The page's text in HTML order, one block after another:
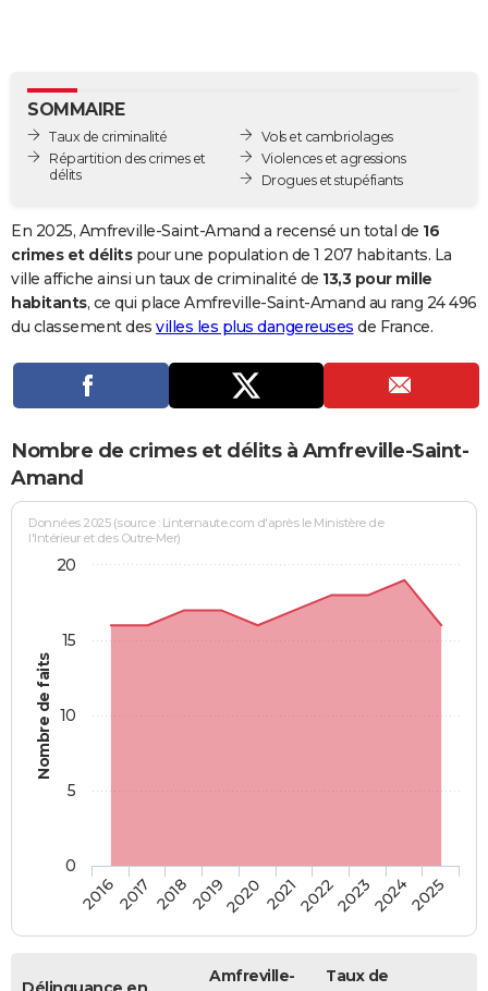
BONS PLANS
CARTE DE VOEUX
Dictionnaire
Biographies
Citations
Expressions
Proverbes
PROGRAMME TV
S'inscrire
Se connecter
Lycées
Collèges
Primaires
Universités
Entreprises
Service militaire
Avis de recherche
AVIS DE DÉCÈS
SOMMAIRE
Taux de criminalité
Répartition des crimes et
délits
Vols et cambriolages
Violences et agressions
Drogues et stupéfiants
En 2025, Amfreville-Saint-Amand a recensé un total de 16
crimes et délitspour une population de 1 207 habitants. La
ville affiche ainsi un taux de criminalité de 13,3 pour mille
habitants, ce qui place Amfreville-Saint-Amand au rang 24 496
du classement des villes les plus dangereuses de France.
Nombre de crimes et délits à Amfreville-Saint-
Amand
Nombre de faits
Données 2025 (source : Linternaute.com d'après le Ministère de
l'Intérieur et des Outre-Mer)
20162017 20182019202020212022202320242025
0
5
10
15
20
Amfreville-
Taux de